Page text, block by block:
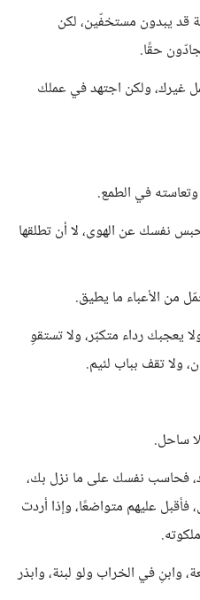
يبدون مستخفّين، لكن
حقًا.
ولكن اجتهد في عملك
في الطمع.
نفسك عن الهوى، لا أن تطلقها
الأعباء ما يطيق.
رداء متكبّر، ولا تستقوِ
ولا تقف بباب لئيم.
ساحل.
فحاسب نفسك على ما نزل بك،
عليهم متواضعًا، وإذا أردت
في الخراب ولو لبنة، وابذر